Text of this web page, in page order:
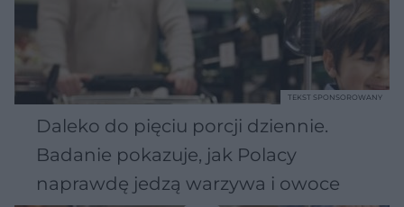
Daleko do pięciu porcji dziennie.
Badanie pokazuje, jak Polacy
naprawdę jedzą warzywa i owoce
TEKST SPONSOROWANY